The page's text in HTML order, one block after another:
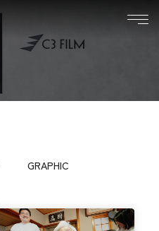
GRAPHIC